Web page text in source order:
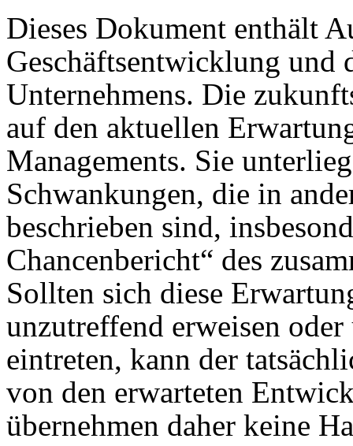
Dieses Dokument enthält
Geschäftsentwicklung und
Unternehmens. Die
auf den aktuellen
Managements. Sie
Schwankungen, die in
beschrieben sind,
Chancenbericht“ des
Sollten sich diese
unzutreffend erweisen
eintreten, kann der
von den erwarteten
übernehmen daher keine